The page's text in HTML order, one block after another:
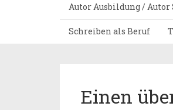
Autor Ausbildung / Autor
Schreiben als Beruf
Einen